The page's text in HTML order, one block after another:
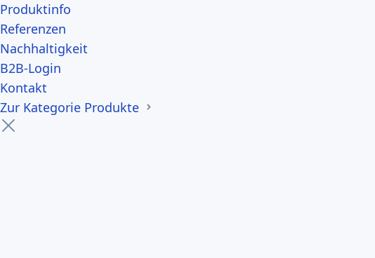
Produktinfo
Referenzen
Nachhaltigkeit
B2B-Login
Kontakt
Zur Kategorie Produkte